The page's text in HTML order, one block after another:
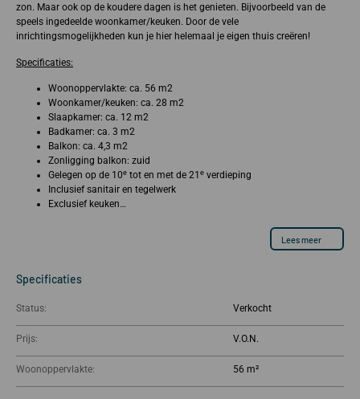
zon. Maar ook op de koudere dagen is het genieten. Bijvoorbeeld van de
speels ingedeelde woonkamer/keuken. Door de vele
inrichtingsmogelijkheden kun je hier helemaal je eigen thuis creëren!
Specificaties:
Woonoppervlakte: ca. 56 m2
Woonkamer/keuken: ca. 28 m2
Slaapkamer: ca. 12 m2
Badkamer: ca. 3 m2
Balkon: ca. 4,3 m2
Zonligging balkon: zuid
Gelegen op de 10e tot en met de 21 e verdieping
Inclusief sanitair en tegelwerk
Exclusief keuken…
Lees meer
Specificaties
Status: Verkocht
Prijs:
Woonoppervlakte: 56 m²